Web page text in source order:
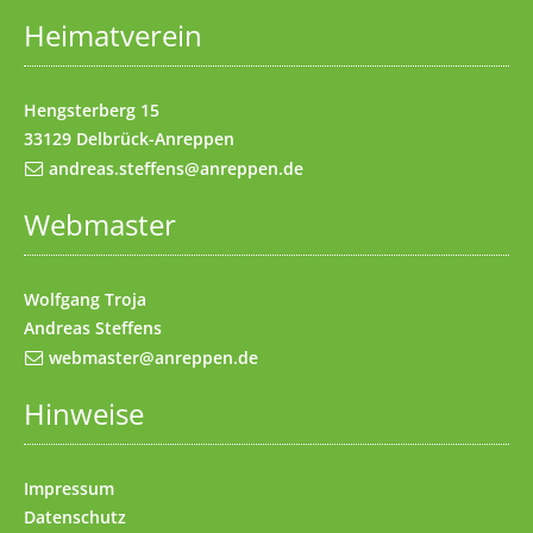
Impressum(Access key 8)
Kontakt(Access key 9)
Heimatverein
Hengsterberg 15
33129 Delbrück-Anreppen
andreas.steffens@anreppen.de
Webmaster
Wolfgang Troja
Andreas Steffens
webmaster@anreppen.de
Hinweise
Impressum
Datenschutz